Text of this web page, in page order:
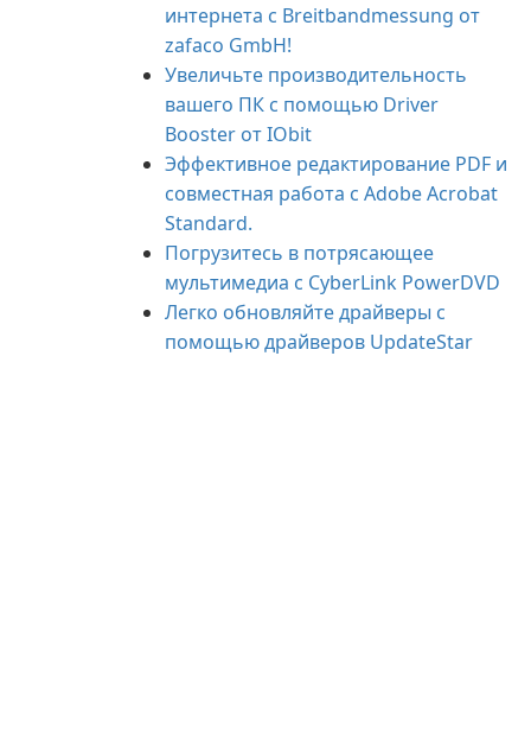
интернета с Breitbandmessung от
zafaco GmbH!
Увеличьте производительность
вашего ПК с помощью Driver
Booster от IObit
Эффективное редактирование PDF и
совместная работа с Adobe Acrobat
Standard.
Погрузитесь в потрясающее
мультимедиа с CyberLink PowerDVD
Легко обновляйте драйверы с
помощью драйверов UpdateStar